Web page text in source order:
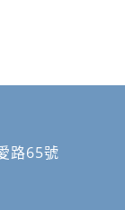
路65號